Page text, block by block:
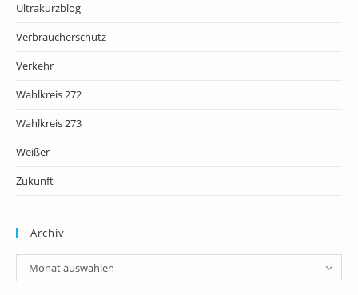
Ultrakurzblog
Verbraucherschutz
Verkehr
Wahlkreis 272
Wahlkreis 273
Weißer
Zukunft
Archiv
Archiv
Monat auswählen